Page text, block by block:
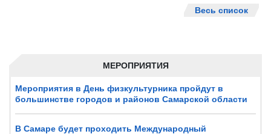
МЕРОПРИЯТИЯ
Мероприятия в День физкультурника пройдут в
большинстве городов и районов Самарской области
В Самаре будет проходить Международный
Весь список